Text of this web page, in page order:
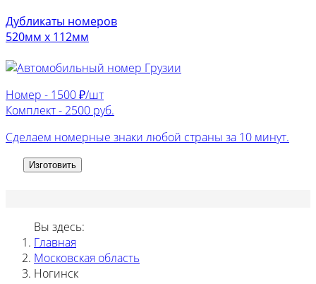
Дубликаты номеров
520мм х 112мм
Номер - 1500 ₽/шт
Комплект - 2500 руб.
Сделаем номерные знаки любой страны за 10 минут.
Изготовить
Вы здесь:
Главная
Московская область
Ногинск